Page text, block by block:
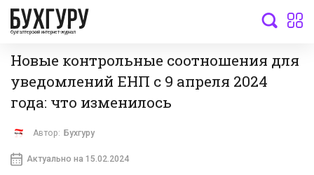
бухгалтерский интернет-журнал
Новые контрольные соотношения для
уведомлений ЕНП с 9 апреля 2024
года: что изменилось
Автор: Бухгуру
Актуально на 15.02.2024